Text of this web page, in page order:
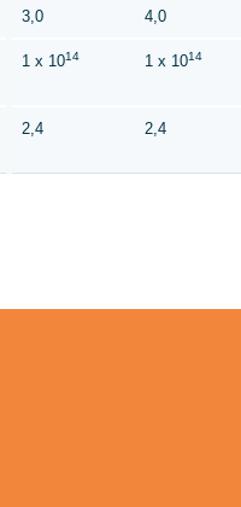
3,0 4,0
1 x 1014 1 x 1014
2,4 2,4